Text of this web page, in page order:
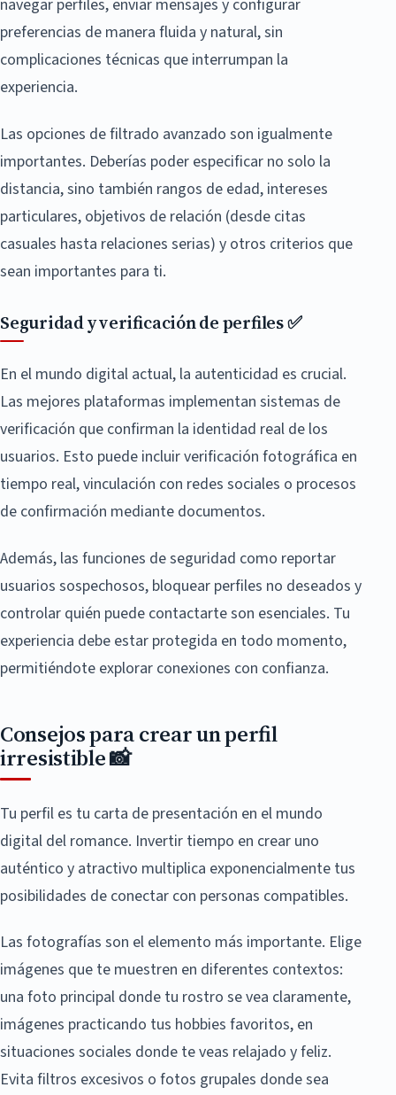
navegar perfiles, enviar mensajes y configurar
preferencias de manera fluida y natural, sin
complicaciones técnicas que interrumpan la
experiencia.
Las opciones de filtrado avanzado son igualmente
importantes. Deberías poder especificar no solo la
distancia, sino también rangos de edad, intereses
particulares, objetivos de relación (desde citas
casuales hasta relaciones serias) y otros criterios que
sean importantes para ti.
Seguridad y verificación de perfiles ✅
En el mundo digital actual, la autenticidad es crucial.
Las mejores plataformas implementan sistemas de
verificación que confirman la identidad real de los
usuarios. Esto puede incluir verificación fotográfica en
tiempo real, vinculación con redes sociales o procesos
de confirmación mediante documentos.
Además, las funciones de seguridad como reportar
usuarios sospechosos, bloquear perfiles no deseados y
controlar quién puede contactarte son esenciales. Tu
experiencia debe estar protegida en todo momento,
permitiéndote explorar conexiones con confianza.
Consejos para crear un perfil
irresistible 📸
Tu perfil es tu carta de presentación en el mundo
digital del romance. Invertir tiempo en crear uno
auténtico y atractivo multiplica exponencialmente tus
posibilidades de conectar con personas compatibles.
Las fotografías son el elemento más importante. Elige
imágenes que te muestren en diferentes contextos:
una foto principal donde tu rostro se vea claramente,
imágenes practicando tus hobbies favoritos, en
situaciones sociales donde te veas relajado y feliz.
Evita filtros excesivos o fotos grupales donde sea